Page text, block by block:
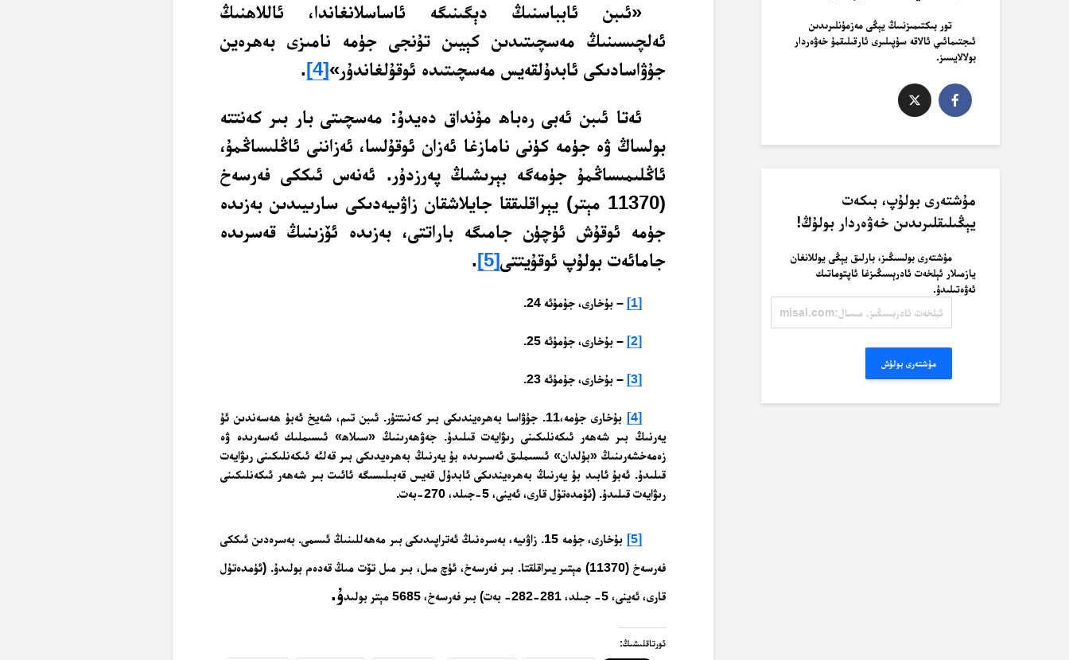
«ئىبن ئابباسنىڭ دېگىنىگە ئاساسلانغاندا، ئاللاھنىڭ
ئەلچىسىنىڭ مەسچىتىدىن كېيىن تۇنجى جۈمە نامىزى بەھرەين
جۇۋاسادىكى ئابدۇلقەيس مەسچىتىدە ئوقۇلغاندۇر»[4]
.
ئەتا ئىبن ئەبى رەباھ مۇنداق دەيدۇ: مەسچىتى بار بىر كەنتتە
بولساڭ ۋە جۈمە كۈنى نامازغا ئەزان ئوقۇلسا، ئەزاننى ئاڭلىساڭمۇ،
ئاڭلىمىساڭمۇ جۈمەگە بېرىشىڭ پەرزدۇر. ئەنەس ئىككى فەرسەخ
(11370 مېتر) يېراقلىققا جايلاشقان زاۋىيەدىكى سارىيىدىن بەزىدە
جۈمە ئوقۇش ئۈچۈن جامىگە باراتتى، بەزىدە ئۆزىنىڭ قەسرىدە
جامائەت بولۇپ ئوقۇيتتى[5]
.
[1] – بۇخارى، جۇمۇئە 24.
[2] – بۇخارى، جۇمۇئە 25.
[3] – بۇخارى، جۇمۇئە 23.
[4]
بۇخارى جۈمە،11. جۇۋاسا بەھرەيندىكى بىر كەنىتتۇر. ئىبن تىم، شەيخ ئەبۇ ھەسەندىن ئۇ
يەرنىڭ بىر شەھەر ئىكەنلىكىنى رىۋايەت قىلىدۇ. جەۋھەرىنىڭ «سىلاھ» ئىسىملىك ئەسەرىدە ۋە
زەمەخشەرىنىڭ «بۇلدان» ئىسىملىق ئەسىرىدە بۇ يەرنىڭ بەھرەيدىكى بىر قەلئە ئىكەنلىكىنى رىۋايەت
قىلىدۇ. ئەبۇ ئابىد بۇ يەرنىڭ بەھرەيندىكى ئابدۇل قەيس قەبىلىسىگە ئائىت بىر شەھەر ئىكەنلىكىنى
رىۋايەت قىلىدۇ. (ئۇمدەتۇل قارى، ئەينى، 5-جىلد، 270-بەت.
[5] بۇخارى، جۈمە 15. زاۋىيە، بەسرەنىڭ ئەتراپىدىكى بىر مەھەللىنىڭ ئىسمى. بەسرەدىن ئىككى
فەرسەخ (11370) مېتىر يىراقلقتا. بىر فەرسەخ، ئۈچ مىل، بىر مىل تۆت مىڭ قەدەم بولىدۇ. (ئۈمدەتۇل
قارى، ئەينى، 5- جىلد، 281-282- بەت) بىر فەرسەخ، 5685 مېتر بولىد ۇ.
ئورتاقلىشىڭ:
تور بىكتىمىزنىىڭ يېڭى مەزمۇنلىرىدىن
ئىجتىمائىي ئالاقە سۇپىلىرى ئارقىلىقمۇ خەۋەردار
بولالايسىز.
مۇشتەرى بولۇپ، بىكەت
يېڭىلىقلىرىدىن خەۋەردار بولۇڭ!
مۇشتەرى بولسىڭىز، بارلىق يېڭى يوللانغان
يازمىلار ئېلخەت ئادرېسىڭىزغا ئاپتوماتىك
ئەۋەتىلىدۇ.
ئادرېسىڭىز.
مۇشتەرى بولۇش